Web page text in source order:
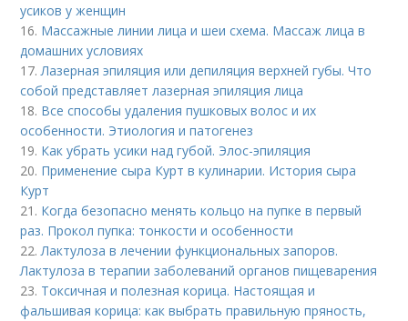
усиков у женщин
16. Массажные линии лица и шеи схема. Массаж лица в
домашних условиях
17.Лазерная эпиляция или депиляция верхней губы. Что
собой представляет лазерная эпиляция лица
18. Все способы удаления пушковых волос и их
особенности. Этиология и патогенез
19. Как убрать усики над губой. Элос-эпиляция
20. Применение сыра Курт в кулинарии. История сыра
Курт
21. Когда безопасно менять кольцо на пупке в первый
раз. Прокол пупка: тонкости и особенности
22.Лактулоза в лечении функциональных запоров.
Лактулоза в терапии заболеваний органов пищеварения
23. Токсичная и полезная корица. Настоящая и
фальшивая корица: как выбрать правильную пряность,